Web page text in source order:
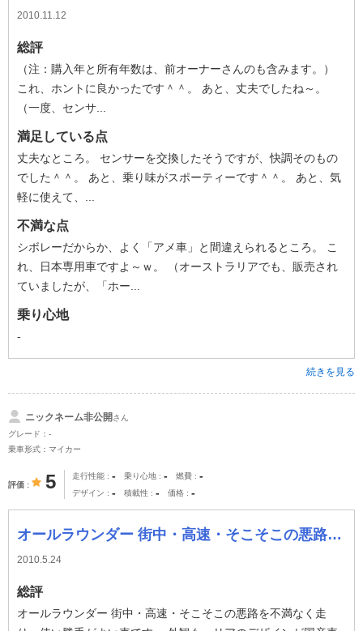
2010.11.12
総評
（注：購入年と所有年数は、前オーナーさんのも含みます。）
これ、ホントに良かったです＾＾。 あと、丈夫でしたね～。
（一度、センサ...
満足している点
丈夫なところ。 センサーを交換したそうですが、快調そのもの
でした＾＾。 あと、乗り味がスポーティーです＾＾。 あと、気
軽に使えて、...
不満な点
シボレーだからか、よく「アメ車」と間違えられるところ。 こ
れ、日本専用車ですよ～ｗ。 （オーストラリアでも、販売され
ていましたが、「ホー...
乗り心地
-
続きを見る
ニックネーム非公開さん
グレード：-
乗車形式：マイカー
評価 5 走行性能 - 乗り心地 - 燃費 -
デザイン - 積載性 - 価格 -
オールラウンダー 街中・高速・そこそこの悪路を不満なく走り、使い勝手がよい車です。 外観も、リアのデザインが国産車離れしていて気に入ってます。 燃費が
2010.5.24
総評
オールラウンダー 街中・高速・そこそこの悪路を不満なく走